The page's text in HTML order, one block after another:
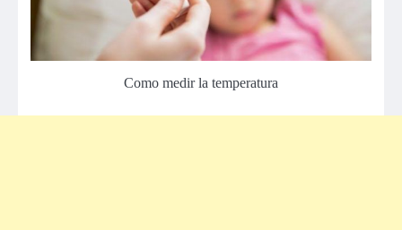
Como medir la temperatura